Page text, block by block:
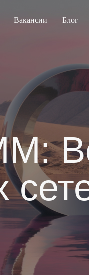
Вакансии Блог